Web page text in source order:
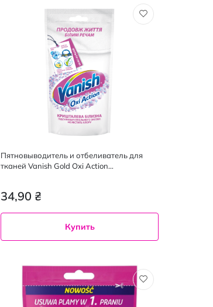
Пятновыводитель и отбеливатель для
тканей Vanish Gold Oxi Action
34,90 ₴
Купить